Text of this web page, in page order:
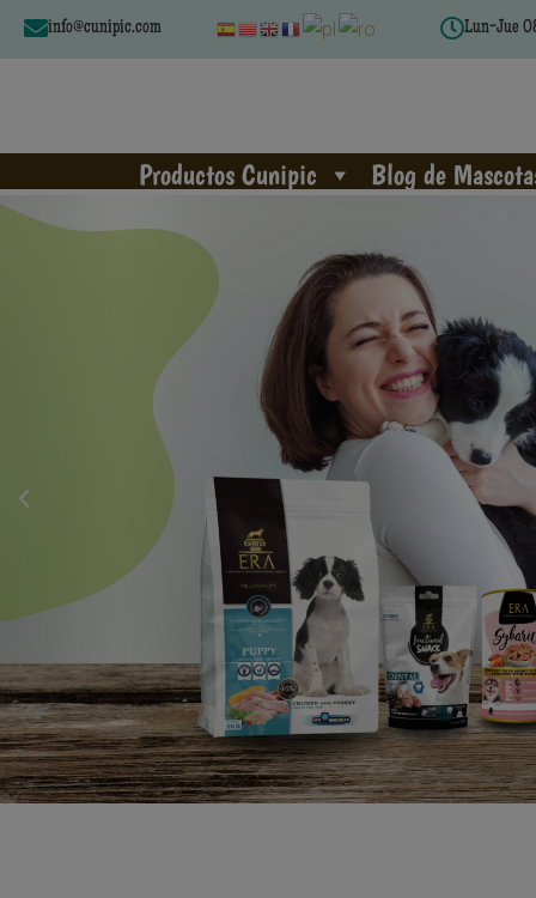
info@cunipic.com Lun-Jue
Productos Cunipic Blog de